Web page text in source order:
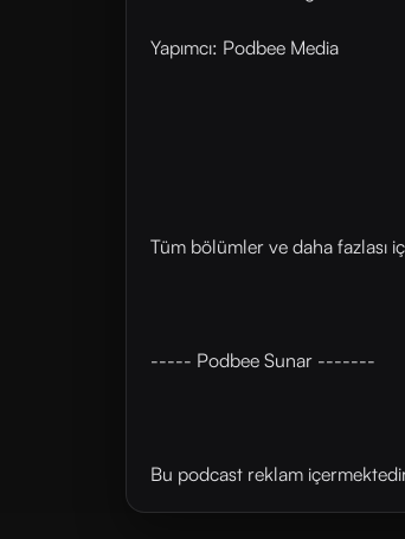
Yapımcı: Podbee Media
Tüm bölümler ve daha fazlası
----- Podbee Sunar -------
Bu podcast reklam